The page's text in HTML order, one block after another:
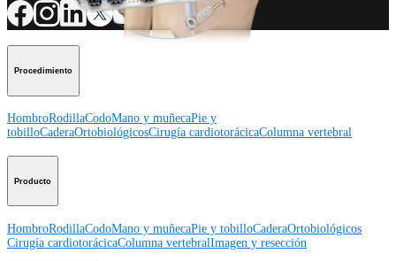
Procedimiento
HombroRodillaCodoMano y muñecaPie y
tobilloCaderaOrtobiológicosCirugía cardiotorácicaColumna vertebral
Producto
HombroRodillaCodoMano y muñecaPie y tobilloCaderaOrtobiológicos
Cirugía cardiotorácicaColumna vertebralImagen y resección